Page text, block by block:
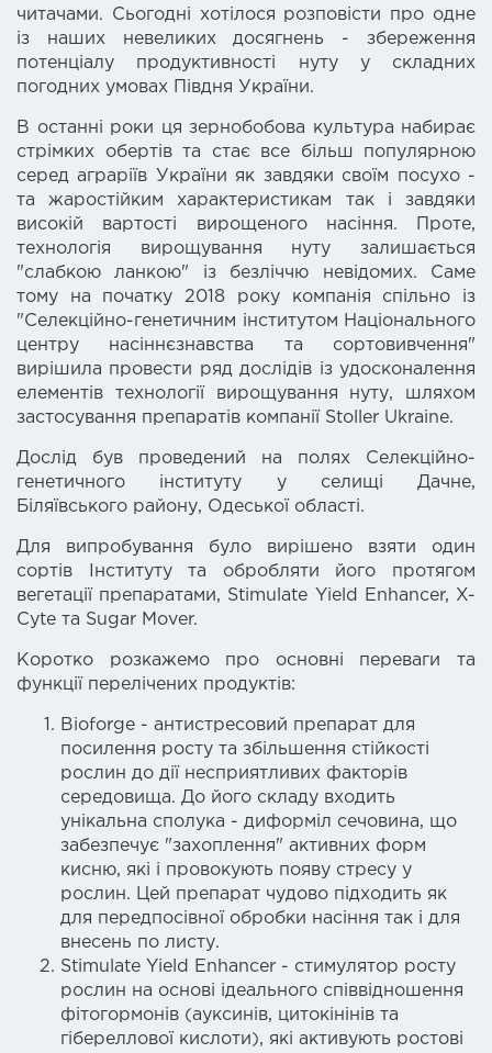
читачами. Сьогодні хотілося розповісти про одне
із наших невеликих досягнень - збереження
потенціалу продуктивності нуту у складних
погодних умовах Півдня України.
В останні роки ця зернобобова культура набирає
стрімких обертів та стає все більш популярною
серед аграріїв України як завдяки своїм посухо -
та жаростійким характеристикам так і завдяки
високій вартості вирощеного насіння. Проте,
технологія вирощування нуту залишається
"слабкою ланкою" із безліччю невідомих. Саме
тому на початку 2018 року компанія спільно із
"Селекційно-генетичним інститутом Національного
центру насіннєзнавства та сортовивчення"
вирішила провести ряд дослідів із удосконалення
елементів технології вирощування нуту, шляхом
застосування препаратів компанії Stoller Ukraine.
Дослід був проведений на полях Селекційно-
генетичного інституту у селищі Дачне,
Біляївського району, Одеської області.
Для випробування було вирішено взяти один
сортів Інституту та обробляти його протягом
вегетації препаратами, Stimulate Yield Enhancer, X-
Cyte та Sugar Mover.
Коротко розкажемо про основні переваги та
функції перелічених продуктів:
Bioforge - антистресовий препарат для
посилення росту та збільшення стійкості
рослин до дії несприятливих факторів
середовища. До його складу входить
унікальна сполука - диформіл сечовина, що
забезпечує "захоплення" активних форм
кисню, які і провокують появу стресу у
рослин. Цей препарат чудово підходить як
для передпосівної обробки насіння так і для
внесень по листу.
Stimulate Yield Enhancer - стимулятор росту
рослин на основі ідеального співвідношення
фітогормонів (ауксинів, цитокінінів та
гібереллової кислоти), які активують ростові